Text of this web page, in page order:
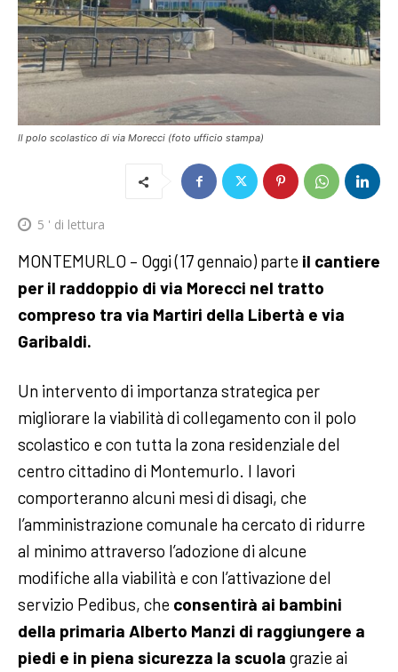
Il polo scolastico di via Morecci (foto ufficio stampa)
5 ' di lettura
MONTEMURLO – Oggi (17 gennaio) parte il cantiere
per il raddoppio di via Morecci nel tratto
compreso tra via Martiri della Libertà e via
Garibaldi.
Un intervento di importanza strategica per
migliorare la viabilità di collegamento con il polo
scolastico e con tutta la zona residenziale del
centro cittadino di Montemurlo. I lavori
comporteranno alcuni mesi di disagi, che
l’amministrazione comunale ha cercato di ridurre
al minimo attraverso l’adozione di alcune
modifiche alla viabilità e con l’attivazione del
servizio Pedibus, che consentirà ai bambini
della primaria Alberto Manzi di raggiungere a
piedi e in piena sicurezza la scuola grazie ai